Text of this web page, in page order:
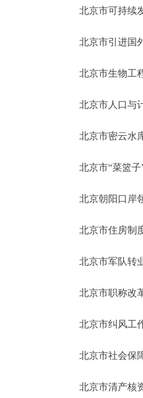
北京市可持续发
北京市引进国外
北京市生物工程
北京市人口与计
北京市密云水库
北京市“菜篮子”
北京朝阳口岸领
北京市住房制度
北京市军队转业
北京市职称改革
北京市纠风工作
北京市社会保障
北京市清产核资